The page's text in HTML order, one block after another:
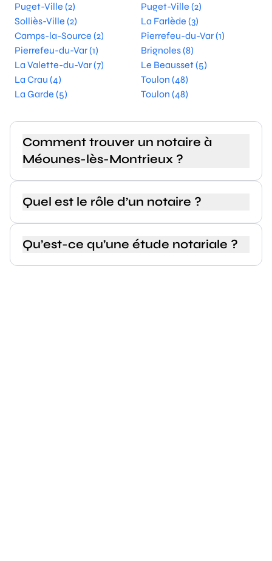
Puget-Ville (2)
Puget-Ville (2)
Solliès-Ville (2)
La Farlède (3)
Camps-la-Source (2)
Pierrefeu-du-Var (1)
Pierrefeu-du-Var (1)
Brignoles (8)
La Valette-du-Var (7)
Le Beausset (5)
La Crau (4)
Toulon (48)
La Garde (5)
Toulon (48)
Comment trouver un notaire à
Méounes-lès-Montrieux ?
Quel est le rôle d’un notaire ?
Qu’est-ce qu’une étude notariale ?